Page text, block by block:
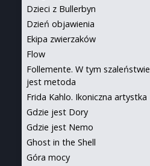
Dzieci z Bullerbyn
Dzień objawienia
Ekipa zwierzaków
Flow
Follemente. W tym szaleństwie
jest metoda
Frida Kahlo. Ikoniczna artystka
Gdzie jest Dory
Gdzie jest Nemo
Ghost in the Shell
Góra mocy